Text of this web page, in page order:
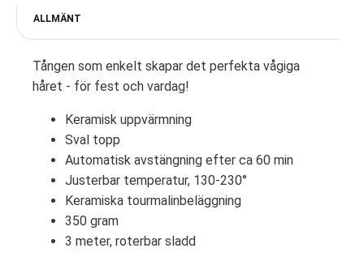
ALLMÄNT
Tången som enkelt skapar det perfekta vågiga
håret - för fest och vardag!
Keramisk uppvärmning
Sval topp
Automatisk avstängning efter ca 60 min
Justerbar temperatur, 130-230°
Keramiska tourmalinbeläggning
350 gram
3 meter, roterbar sladd